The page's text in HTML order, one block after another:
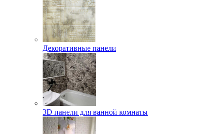
Декоративные панели
3D панели для ванной комнаты